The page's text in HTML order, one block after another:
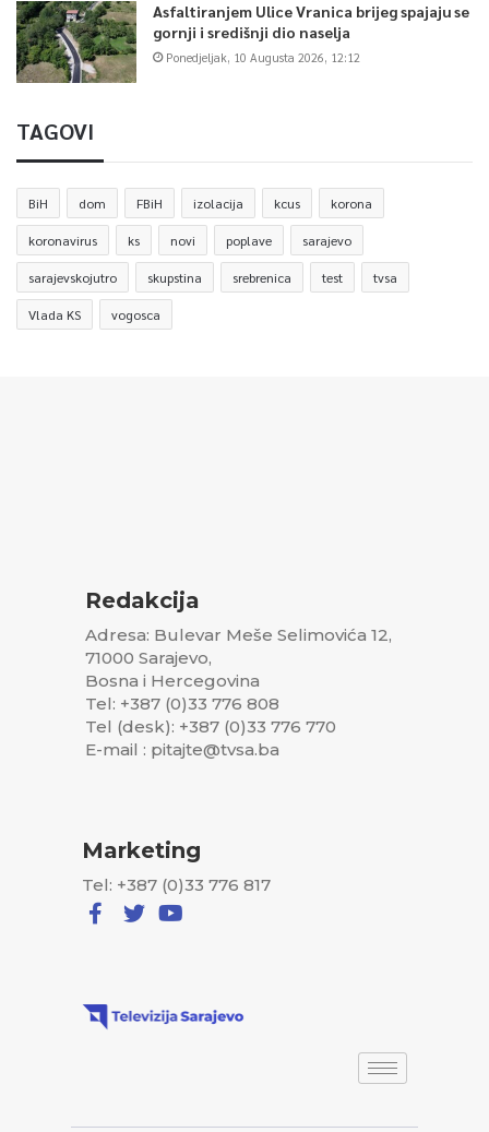
Asfaltiranjem Ulice Vranica brijeg spajaju se
gornji i središnji dio naselja
Ponedjeljak, 10 Augusta 2026, 12:12
TAGOVI
BiH dom FBiH izolacija kcus korona
koronavirus ks novi poplave sarajevo
sarajevskojutro skupstina srebrenica test tvsa
Vlada KS vogosca
Redakcija
Adresa: Bulevar Meše Selimovića 12,
71000 Sarajevo,
Bosna i Hercegovina
Tel: +387 (0)33 776 808
Tel (desk): +387 (0)33 776 770
E-mail : pitajte@tvsa.ba
Marketing
Tel: +387 (0)33 776 817